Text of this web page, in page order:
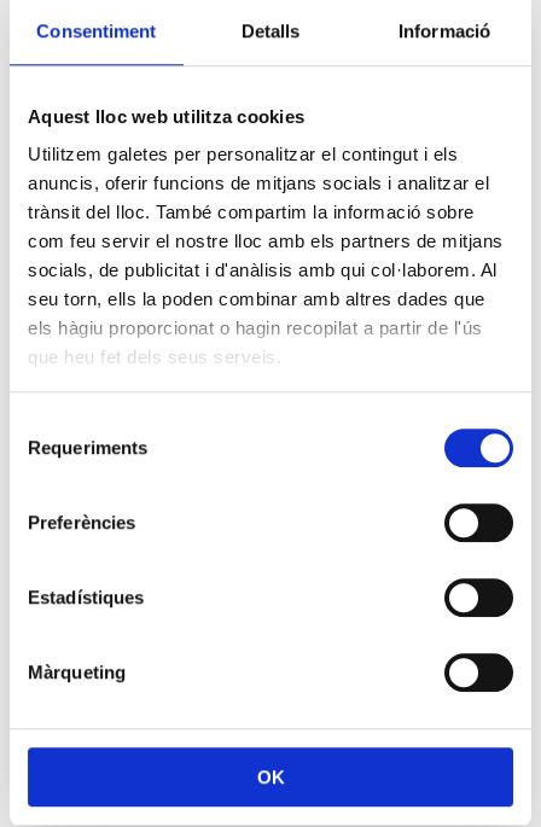
Consentiment Detalls Informació
Aquest lloc web utilitza cookies
Utilitzem galetes per personalitzar el contingut i els
anuncis, oferir funcions de mitjans socials i analitzar el
trànsit del lloc. També compartim la informació sobre
com feu servir el nostre lloc amb els partners de mitjans
socials, de publicitat i d'anàlisis amb qui col·laborem. Al
seu torn, ells la poden combinar amb altres dades que
els hàgiu proporcionat o hagin recopilat a partir de l'ús
que heu fet dels seus serveis.
Requeriments
Preferències
Estadístiques
Màrqueting
OK